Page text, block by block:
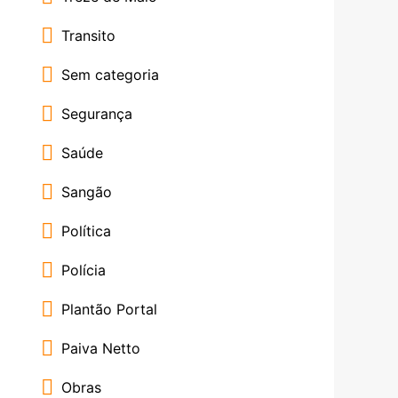
Transito
Sem categoria
Segurança
Saúde
Sangão
Política
Polícia
Plantão Portal
Paiva Netto
Obras